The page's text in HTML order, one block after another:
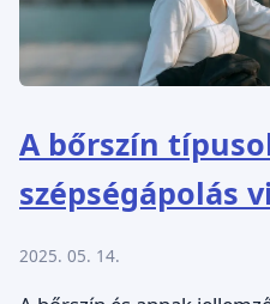
A bőrszín
szépségápolás
2025. 05. 14.